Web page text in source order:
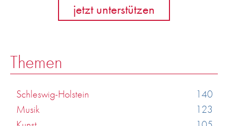
jetzt unterstützen
Themen
Schleswig-Holstein
140
Musik
123